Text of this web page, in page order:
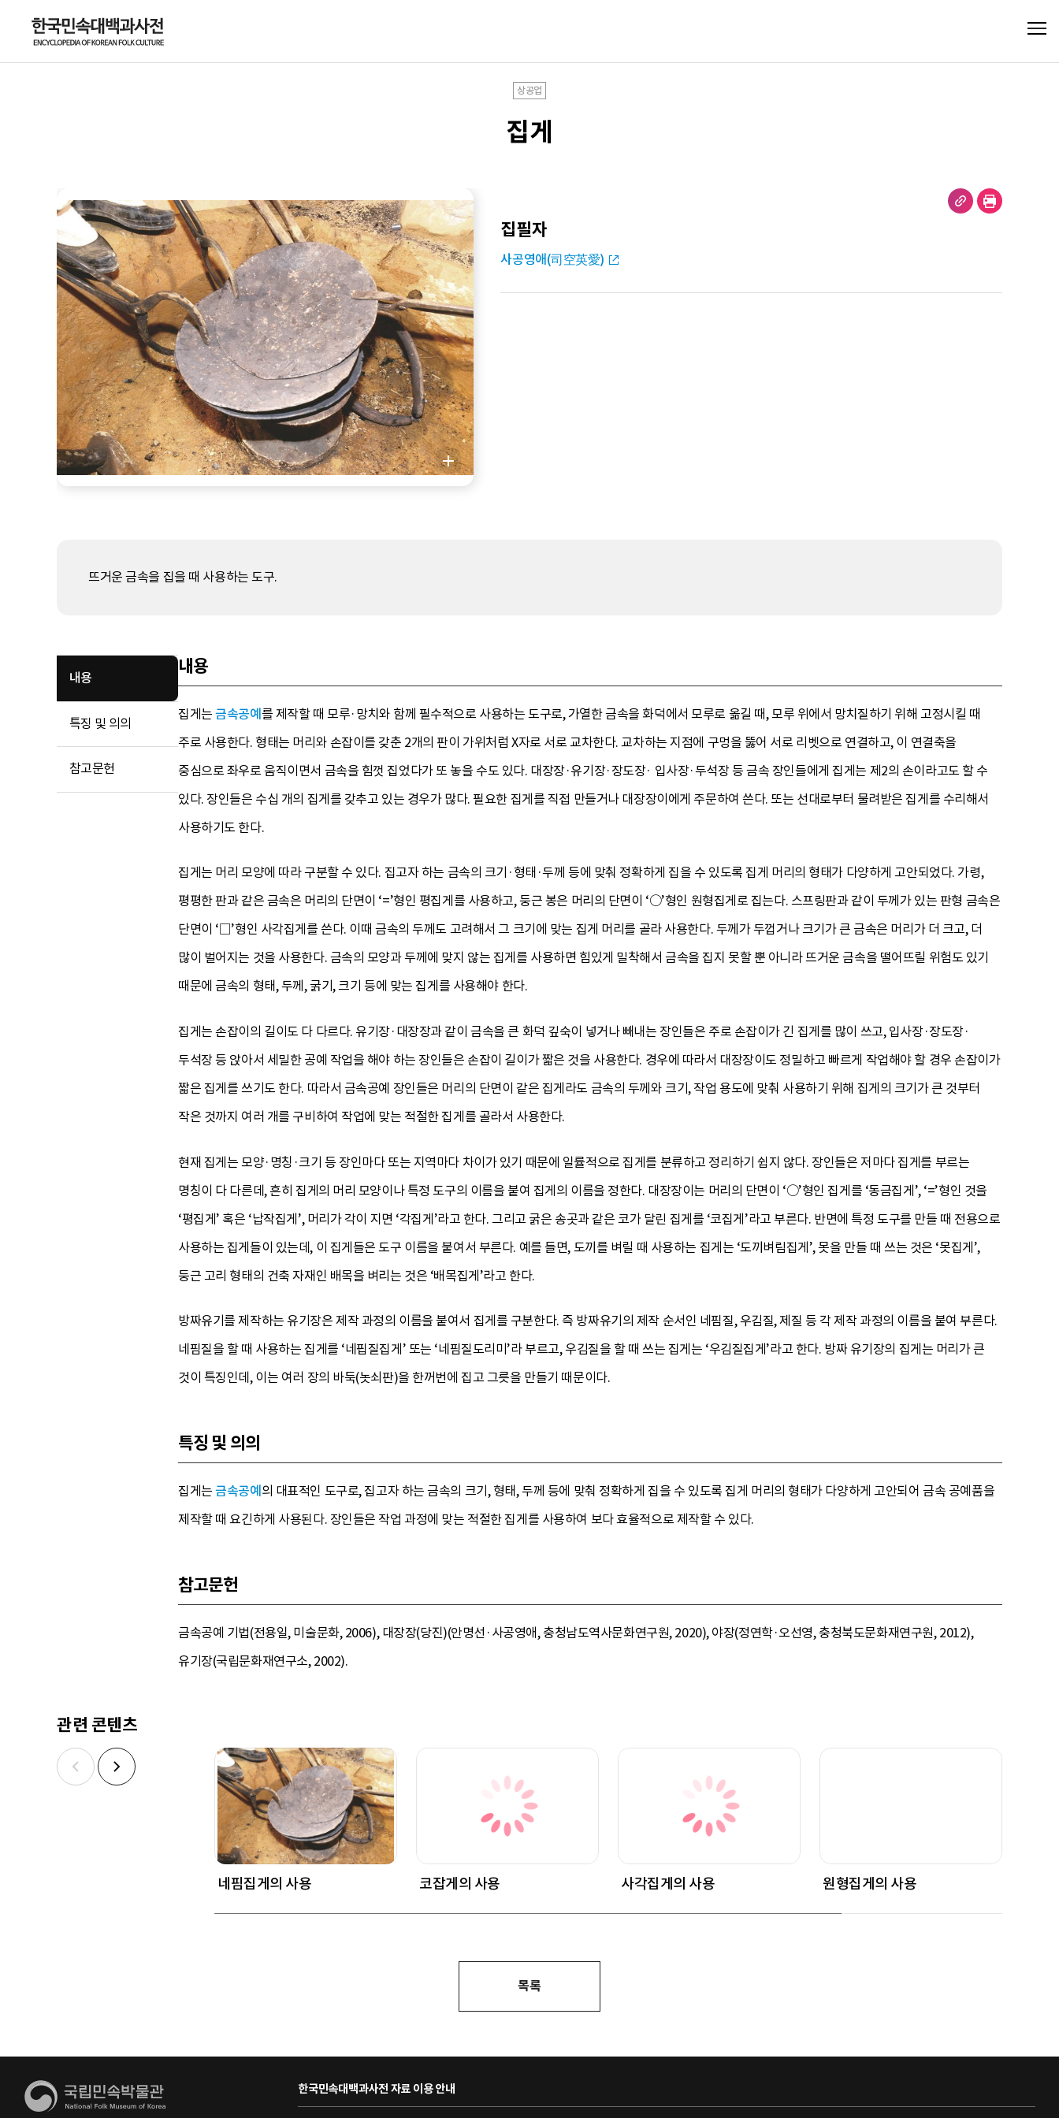
상공업
집게
집필자
사공영애(司空英愛)
뜨거운 금속을 집을 때 사용하는 도구.
내용
특징 및 의의
참고문헌
내용
집게는금속공예를 제작할 때 모루·망치와 함께 필수적으로 사용하는 도구로, 가열한 금속을 화덕에서 모루로 옮길 때, 모루 위에서 망치질하기 위해 고정시킬 때
주로 사용한다. 형태는 머리와 손잡이를 갖춘 2개의 판이 가위처럼 X자로 서로 교차한다. 교차하는 지점에 구멍을 뚫어 서로 리벳으로 연결하고, 이 연결축을
중심으로 좌우로 움직이면서 금속을 힘껏 집었다가 또 놓을 수도 있다. 대장장·유기장·장도장· 입사장·두석장 등 금속 장인들에게 집게는 제2의 손이라고도 할 수
있다. 장인들은 수십 개의 집게를 갖추고 있는 경우가 많다. 필요한 집게를 직접 만들거나 대장장이에게 주문하여 쓴다. 또는 선대로부터 물려받은 집게를 수리해서
사용하기도 한다.
집게는 머리 모양에 따라 구분할 수 있다. 집고자 하는 금속의 크기·형태·두께 등에 맞춰 정확하게 집을 수 있도록 집게 머리의 형태가 다양하게 고안되었다. 가령,
평평한 판과 같은 금속은 머리의 단면이 ‘=’형인 평집게를 사용하고, 둥근 봉은 머리의 단면이 ‘○’형인 원형집게로 집는다. 스프링판과 같이 두께가 있는 판형 금속은
단면이 ‘□’형인 사각집게를 쓴다. 이때 금속의 두께도 고려해서 그 크기에 맞는 집게 머리를 골라 사용한다. 두께가 두껍거나 크기가 큰 금속은 머리가 더 크고, 더
많이 벌어지는 것을 사용한다. 금속의 모양과 두께에 맞지 않는 집게를 사용하면 힘있게 밀착해서 금속을 집지 못할 뿐 아니라 뜨거운 금속을 떨어뜨릴 위험도 있기
때문에 금속의 형태, 두께, 굵기, 크기 등에 맞는 집게를 사용해야 한다.
집게는 손잡이의 길이도 다 다르다. 유기장·대장장과 같이 금속을 큰 화덕 깊숙이 넣거나 빼내는 장인들은 주로 손잡이가 긴 집게를 많이 쓰고, 입사장·장도장·
두석장 등 앉아서 세밀한 공예 작업을 해야 하는 장인들은 손잡이 길이가 짧은 것을 사용한다. 경우에 따라서 대장장이도 정밀하고 빠르게 작업해야 할 경우 손잡이가
짧은 집게를 쓰기도 한다. 따라서 금속공예 장인들은 머리의 단면이 같은 집게라도 금속의 두께와 크기, 작업 용도에 맞춰 사용하기 위해 집게의 크기가 큰 것부터
작은 것까지 여러 개를 구비하여 작업에 맞는 적절한 집게를 골라서 사용한다.
현재 집게는 모양·명칭·크기 등 장인마다 또는 지역마다 차이가 있기 때문에 일률적으로 집게를 분류하고 정리하기 쉽지 않다. 장인들은 저마다 집게를 부르는
명칭이 다 다른데, 흔히 집게의 머리 모양이나 특정 도구의 이름을 붙여 집게의 이름을 정한다. 대장장이는 머리의 단면이 ‘○’형인 집게를 ‘동금집게’, ‘=’형인 것을
‘평집게’ 혹은 ‘납작집게’, 머리가 각이 지면 ‘각집게’라고 한다. 그리고 굵은 송곳과 같은 코가 달린 집게를 ‘코집게’라고 부른다. 반면에 특정 도구를 만들 때 전용으로
사용하는 집게들이 있는데, 이 집게들은 도구 이름을 붙여서 부른다. 예를 들면, 도끼를 벼릴 때 사용하는 집게는 ‘도끼벼림집게’, 못을 만들 때 쓰는 것은 ‘못집게’,
둥근 고리 형태의 건축 자재인 배목을 벼리는 것은 ‘배목집게’라고 한다.
방짜유기를 제작하는 유기장은 제작 과정의 이름을 붙여서 집게를 구분한다. 즉 방짜유기의 제작 순서인 네핌질, 우김질, 제질 등 각 제작 과정의 이름을 붙여 부른다.
네핌질을 할 때 사용하는 집게를 ‘네핍질집게’ 또는 ‘네핌질도리미’라 부르고, 우김질을 할 때 쓰는 집게는 ‘우김질집게’라고 한다. 방짜 유기장의 집게는 머리가 큰
것이 특징인데, 이는 여러 장의 바둑(놋쇠판)을 한꺼번에 집고 그릇을 만들기 때문이다.
특징 및 의의
집게는금속공예 의 대표적인 도구로, 집고자 하는 금속의 크기, 형태, 두께 등에 맞춰 정확하게 집을 수 있도록 집게 머리의 형태가 다양하게 고안되어 금속 공예품을
제작할 때 요긴하게 사용된다. 장인들은 작업 과정에 맞는 적절한 집게를 사용하여 보다 효율적으로 제작할 수 있다.
참고문헌
금속공예 기법(전용일, 미술문화, 2006), 대장장(당진)(안명선·사공영애, 충청남도역사문화연구원, 2020), 야장(정연학·오선영, 충청북도문화재연구원, 2012),
유기장(국립문화재연구소, 2002).
관련 콘텐츠
네핌집게의 사용 코잡게의 사용 사각집게의 사용 원형집게의 사용
목록
한국민속대백과사전 자료 이용 안내